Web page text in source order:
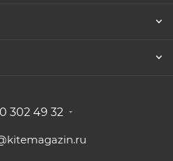
302 49 32